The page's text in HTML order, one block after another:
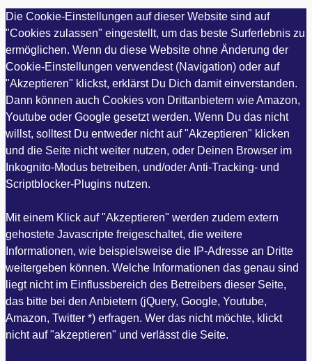
Die Cookie-Einstellungen auf dieser Website sind auf
"Cookies zulassen" eingestellt, um das beste Surferlebnis zu
ermöglichen. Wenn du diese Website ohne Änderung der
Cookie-Einstellungen verwendest (Navigation) oder auf
"Akzeptieren" klickst, erklärst Du Dich damit einverstanden.
Dann können auch Cookies von Drittanbietern wie Amazon,
Youtube oder Google gesetzt werden. Wenn Du das nicht
willst, solltest Du entweder nicht auf "Akzeptieren" klicken
und die Seite nicht weiter nutzen, oder Deinen Browser im
Inkognito-Modus betreiben, und/oder Anti-Tracking- und
Scriptblocker-Plugins nutzen.
Mit einem Klick auf "Akzeptieren" werden zudem extern
gehostete Javascripte freigeschaltet, die weitere
Informationen, wie beispielsweise die IP-Adresse an Dritte
weitergeben können. Welche Informationen das genau sind
liegt nicht im Einflussbereich des Betreibers dieser Seite,
das bitte bei den Anbietern (jQuery, Google, Youtube,
Amazon, Twitter *) erfragen. Wer das nicht möchte, klickt
nicht auf "akzeptieren" und verlässt die Seite.